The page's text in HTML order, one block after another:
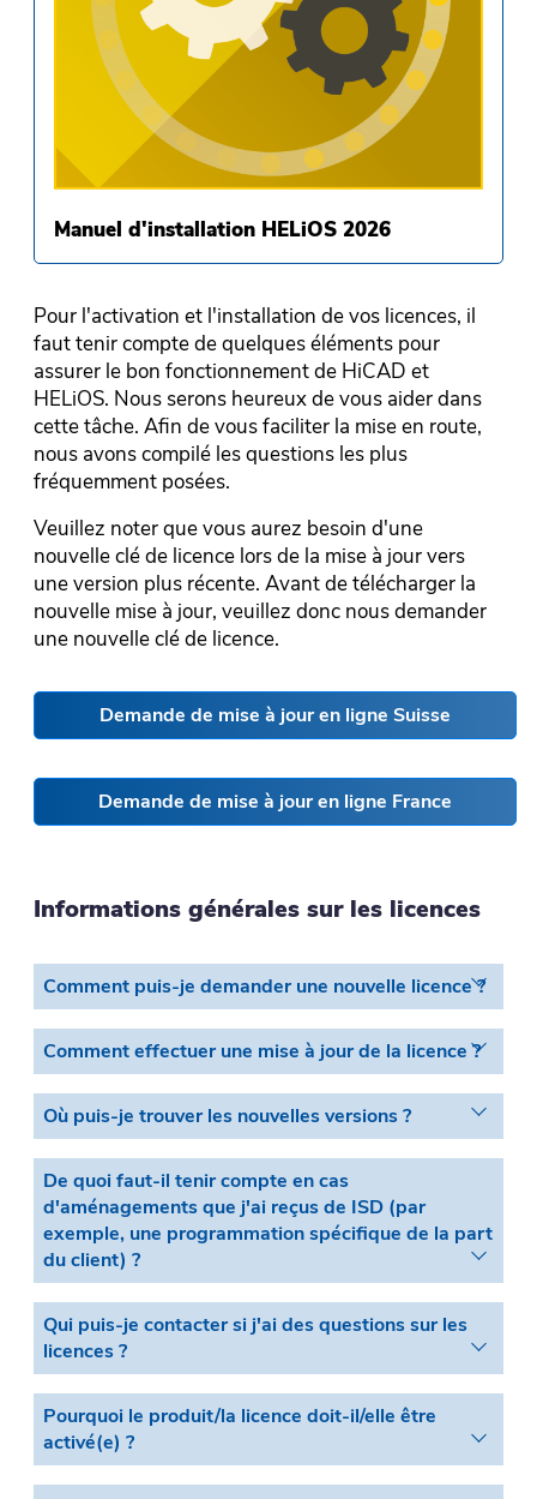
Manuel d'installation HELiOS 2026
Pour l'activation et l'installation de vos licences, il
faut tenir compte de quelques éléments pour
assurer le bon fonctionnement de HiCAD et
HELiOS. Nous serons heureux de vous aider dans
cette tâche. Afin de vous faciliter la mise en route,
nous avons compilé les questions les plus
fréquemment posées.
Veuillez noter que vous aurez besoin d'une
nouvelle clé de licence lors de la mise à jour vers
une version plus récente. Avant de télécharger la
nouvelle mise à jour, veuillez donc nous demander
une nouvelle clé de licence.
Demande de mise à jour en ligne Suisse
Demande de mise à jour en ligne France
Informations générales sur les licences
Comment puis-je demander une nouvelle licence ?
Comment effectuer une mise à jour de la licence ?
Où puis-je trouver les nouvelles versions ?
De quoi faut-il tenir compte en cas
d'aménagements que j'ai reçus de ISD (par
exemple, une programmation spécifique de la part
du client) ?
Qui puis-je contacter si j'ai des questions sur les
licences ?
Pourquoi le produit/la licence doit-il/elle être
activé(e) ?